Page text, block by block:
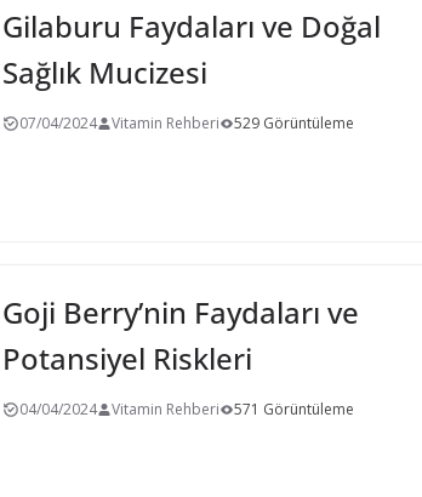
Gilaburu Faydaları ve Doğal
Sağlık Mucizesi
07/04/2024 Vitamin Rehberi 529 Görüntüleme
Goji Berry’nin Faydaları ve
Potansiyel Riskleri
04/04/2024 Vitamin Rehberi 571 Görüntüleme